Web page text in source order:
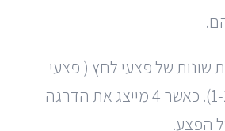
שונות של פצעי לחץ ( פצעי
לחץ דרגות 1-2-3-4). כאשר 4 מייצג את הדרגה
הפצע.